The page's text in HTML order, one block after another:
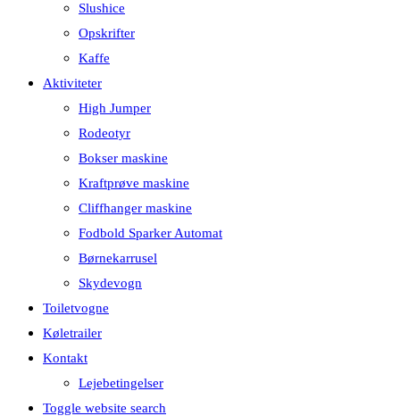
Slushice
Opskrifter
Kaffe
Aktiviteter
High Jumper
Rodeotyr
Bokser maskine
Kraftprøve maskine
Cliffhanger maskine
Fodbold Sparker Automat
Børnekarrusel
Skydevogn
Toiletvogne
Køletrailer
Kontakt
Lejebetingelser
Toggle website search